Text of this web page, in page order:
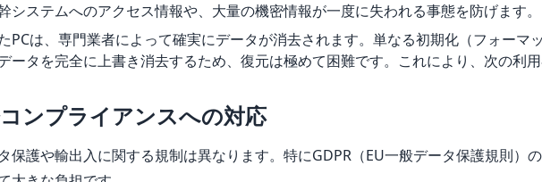
システムへのアクセス情報や、大量の機密情報が一度に失われる事態を防げます。
PCは、専門業者によって確実にデータが消去されます。単なる初期化（フォーマッ
ータを完全に上書き消去するため、復元は極めて困難です。これにより、次の利
ンプライアンスへの対応
保護や輸出入に関する規制は異なります。特にGDPR（EU一般データ保護規則）